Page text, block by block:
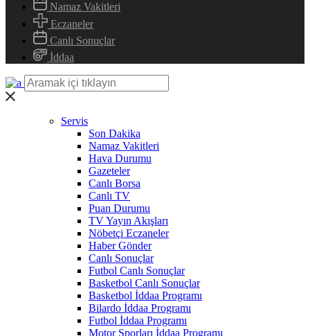
Namaz Vakitleri
Eczaneler
Canlı Sonuçlar
İddaa
Servis
Son Dakika
Namaz Vakitleri
Hava Durumu
Gazeteler
Canlı Borsa
Canlı TV
Puan Durumu
TV Yayın Akışları
Nöbetçi Eczaneler
Haber Gönder
Canlı Sonuçlar
Futbol Canlı Sonuçlar
Basketbol Canlı Sonuçlar
Basketbol İddaa Programı
Bilardo İddaa Programı
Futbol İddaa Programı
Motor Sporları İddaa Programı